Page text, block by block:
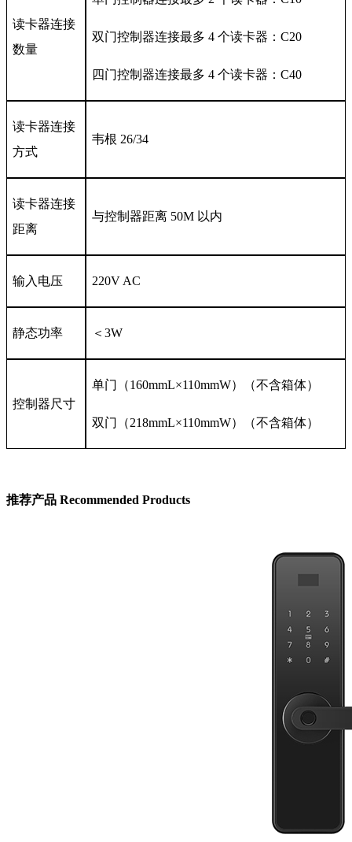
读卡器连接
数量
双门控制器连接最多 4 个读卡器：C20
四门控制器连接最多 4 个读卡器：C40
读卡器连接
方式
韦根 26/34
读卡器连接
距离
与控制器距离 50M 以内
输入电压 220V AC
静态功率 ＜3W
控制器尺寸
单门（160mmL×110mmW）（不含箱体）
双门（218mmL×110mmW）（不含箱体）
推荐产品 Recommended Products